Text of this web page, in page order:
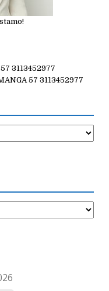
3113452977
57 3113452977